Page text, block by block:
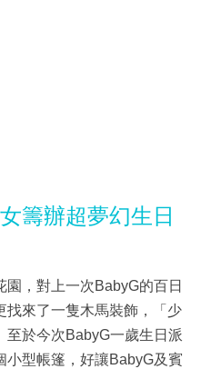
籌辦超夢幻生日
，對上一次BabyG的百日
找來了一隻木馬裝飾，「少
至於今次BabyG一歲生日派
小型帳篷，好讓BabyG及賓